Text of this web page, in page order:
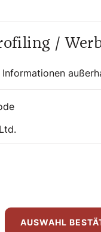
Jesus (laut
in die Wüste
Nächte gefastet
14) darauf
zu ihm und
Jesus gibt eine
denndie
ist, können sie
weggenommen
/
AUSWAHL